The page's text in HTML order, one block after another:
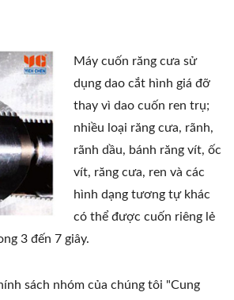
Máy cuốn răng cưa sử
dụng dao cắt hình giá đỡ
thay vì dao cuốn ren trụ;
nhiều loại răng cưa, rãnh,
rãnh dầu, bánh răng vít, ốc
vít, răng cưa, ren và các
hình dạng tương tự khác
có thể được cuốn riêng lẻ
3 đến 7 giây.
sách nhóm của chúng tôi "Cung